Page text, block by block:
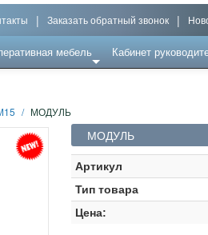
| Заказать обратный звонок |
мебель Кабинет
/ МОДУЛЬ
МОДУЛЬ
Артикул
Тип товара
Цена: